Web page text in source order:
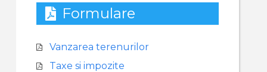
Formulare
Vanzarea terenurilor
Taxe si impozite